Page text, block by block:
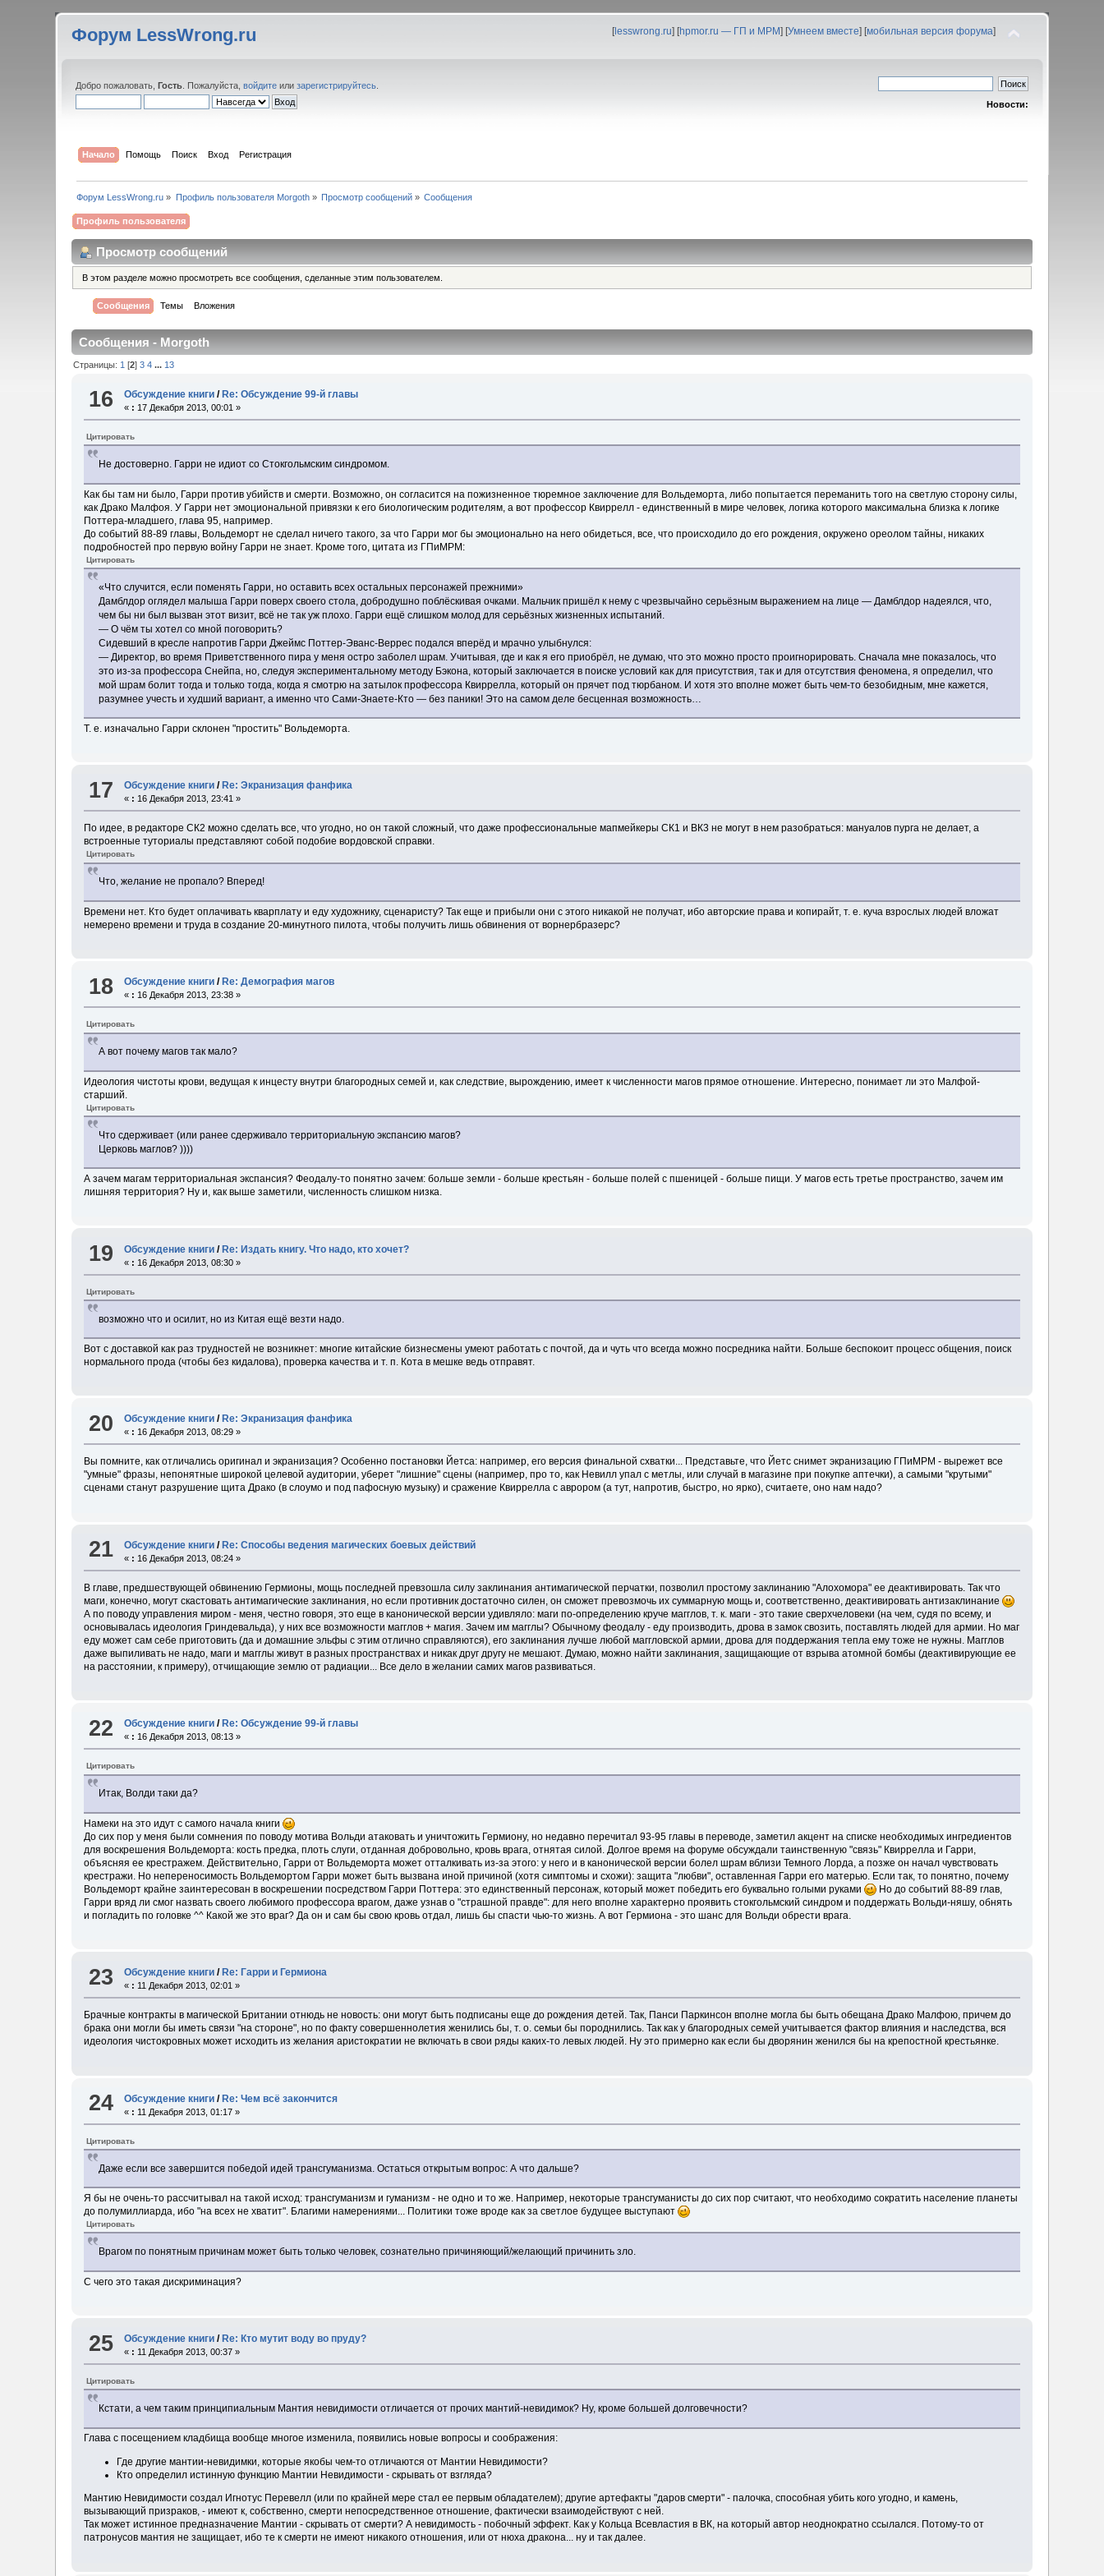
Форум LessWrong.ru [lesswrong.ru] [hpmor.ru — ГП и МРМ] [Умнеем вместе] [мобильная версия форума]
Добро пожаловать,Гость . Пожалуйста,войдите илизарегистрируйтесь
Новости:
Начало Помощь Поиск Вход Регистрация
Форум LessWrong.ru » Профиль пользователя Morgoth» Просмотр сообщений » Сообщения
Профиль пользователя
Просмотр сообщений
В этом разделе можно просмотреть все сообщения, сделанные этим пользователем.
Сообщения Темы Вложения
Сообщения - Morgoth
Страницы: 1 [2]3 4 ... 13
16 Обсуждение книги / Re: Обсуждение 99-й главы
« : 17 Декабря 2013, 00:01 »
Цитировать
Не достоверно. Гарри не идиот со Стокгольмским синдромом.
Как бы там ни было, Гарри против убийств и смерти. Возможно, он согласится на пожизненное тюремное заключение для Вольдеморта, либо попытается переманить того на светлую сторону силы,
как Драко Малфоя. У Гарри нет эмоциональной привязки к его биологическим родителям, а вот профессор Квиррелл - единственный в мире человек, логика которого максимальна близка к логике
Поттера-младшего, глава 95, например.
До событий 88-89 главы, Вольдеморт не сделал ничего такого, за что Гарри мог бы эмоционально на него обидеться, все, что происходило до его рождения, окружено ореолом тайны, никаких
подробностей про первую войну Гарри не знает. Кроме того, цитата из ГПиМРМ:
Цитировать
«Что случится, если поменять Гарри, но оставить всех остальных персонажей прежними»
Дамблдор оглядел малыша Гарри поверх своего стола, добродушно поблёскивая очками. Мальчик пришёл к нему с чрезвычайно серьёзным выражением на лице — Дамблдор надеялся, что,
чем бы ни был вызван этот визит, всё не так уж плохо. Гарри ещё слишком молод для серьёзных жизненных испытаний.
— О чём ты хотел со мной поговорить?
Сидевший в кресле напротив Гарри Джеймс Поттер-Эванс-Веррес подался вперёд и мрачно улыбнулся:
— Директор, во время Приветственного пира у меня остро заболел шрам. Учитывая, где и как я его приобрёл, не думаю, что это можно просто проигнорировать. Сначала мне показалось, что
это из-за профессора Снейпа, но, следуя экспериментальному методу Бэкона, который заключается в поиске условий как для присутствия, так и для отсутствия феномена, я определил, что
мой шрам болит тогда и только тогда, когда я смотрю на затылок профессора Квиррелла, который он прячет под тюрбаном. И хотя это вполне может быть чем-то безобидным, мне кажется,
разумнее учесть и худший вариант, а именно что Сами-Знаете-Кто — без паники! Это на самом деле бесценная возможность…
Т. е. изначально Гарри склонен "простить" Вольдеморта.
17 Обсуждение книги / Re: Экранизация фанфика
« : 16 Декабря 2013, 23:41 »
По идее, в редакторе СК2 можно сделать все, что угодно, но он такой сложный, что даже профессиональные мапмейкеры СК1 и ВК3 не могут в нем разобраться: мануалов пурга не делает, а
встроенные туториалы представляют собой подобие вордовской справки.
Цитировать
Что, желание не пропало? Вперед!
Времени нет. Кто будет оплачивать кварплату и еду художнику, сценаристу? Так еще и прибыли они с этого никакой не получат, ибо авторские права и копирайт, т. е. куча взрослых людей вложат
немерено времени и труда в создание 20-минутного пилота, чтобы получить лишь обвинения от ворнербразерс?
18 Обсуждение книги / Re: Демография магов
« : 16 Декабря 2013, 23:38 »
Цитировать
А вот почему магов так мало?
Идеология чистоты крови, ведущая к инцесту внутри благородных семей и, как следствие, вырождению, имеет к численности магов прямое отношение. Интересно, понимает ли это Малфой-
старший.
Цитировать
Что сдерживает (или ранее сдерживало территориальную экспансию магов?
Церковь маглов? ))))
А зачем магам территориальная экспансия? Феодалу-то понятно зачем: больше земли - больше крестьян - больше полей с пшеницей - больше пищи. У магов есть третье пространство, зачем им
лишняя территория? Ну и, как выше заметили, численность слишком низка.
19 Обсуждение книги /Re: Издать книгу. Что надо, кто хочет?
« : 16 Декабря 2013, 08:30 »
Цитировать
возможно что и осилит, но из Китая ещё везти надо.
Вот с доставкой как раз трудностей не возникнет: многие китайские бизнесмены умеют работать с почтой, да и чуть что всегда можно посредника найти. Больше беспокоит процесс общения, поиск
нормального прода (чтобы без кидалова), проверка качества и т. п. Кота в мешке ведь отправят.
20 Обсуждение книги / Re: Экранизация фанфика
« : 16 Декабря 2013, 08:29 »
Вы помните, как отличались оригинал и экранизация? Особенно постановки Йетса: например, его версия финальной схватки... Представьте, что Йетс снимет экранизацию ГПиМРМ - вырежет все
"умные" фразы, непонятные широкой целевой аудитории, уберет "лишние" сцены (например, про то, как Невилл упал с метлы, или случай в магазине при покупке аптечки), а самыми "крутыми"
сценами станут разрушение щита Драко (в слоумо и под пафосную музыку) и сражение Квиррелла с аврором (а тут, напротив, быстро, но ярко), считаете, оно нам надо?
21 Обсуждение книги / Re: Способы ведения магических боевых действий
« : 16 Декабря 2013, 08:24 »
В главе, предшествующей обвинению Гермионы, мощь последней превзошла силу заклинания антимагической перчатки, позволил простому заклинанию "Алохомора" ее деактивировать. Так что
маги, конечно, могут скастовать антимагические заклинания, но если противник достаточно силен, он сможет превозмочь их суммарную мощь и, соответственно, деактивировать антизаклинание
А по поводу управления миром - меня, честно говоря, это еще в канонической версии удивляло: маги по-определению круче магглов, т. к. маги - это такие сверхчеловеки (на чем, судя по всему, и
основывалась идеология Гриндевальда), у них все возможности магглов + магия. Зачем им магглы? Обычному феодалу - еду производить, дрова в замок свозить, поставлять людей для армии. Но маг
еду может сам себе приготовить (да и домашние эльфы с этим отлично справляются), его заклинания лучше любой маггловской армии, дрова для поддержания тепла ему тоже не нужны. Магглов
даже выпиливать не надо, маги и магглы живут в разных пространствах и никак друг другу не мешают. Думаю, можно найти заклинания, защищающие от взрыва атомной бомбы (деактивирующие ее
на расстоянии, к примеру), отчищающие землю от радиации... Все дело в желании самих магов развиваться.
22 Обсуждение книги / Re: Обсуждение 99-й главы
« : 16 Декабря 2013, 08:13 »
Цитировать
Итак, Волди таки да?
Намеки на это идут с самого начала книги
До сих пор у меня были сомнения по поводу мотива Вольди атаковать и уничтожить Гермиону, но недавно перечитал 93-95 главы в переводе, заметил акцент на списке необходимых ингредиентов
для воскрешения Вольдеморта: кость предка, плоть слуги, отданная добровольно, кровь врага, отнятая силой. Долгое время на форуме обсуждали таинственную "связь" Квиррелла и Гарри,
объясняя ее крестражем. Действительно, Гарри от Вольдеморта может отталкивать из-за этого: у него и в канонической версии болел шрам вблизи Темного Лорда, а позже он начал чувствовать
крестражи. Но непереносимость Вольдемортом Гарри может быть вызвана иной причиной (хотя симптомы и схожи): защита "любви", оставленная Гарри его матерью. Если так, то понятно, почему
Вольдеморт крайне заинтересован в воскрешении посредством Гарри Поттера: это единственный персонаж, который может победить его буквально голыми руками
Но до событий 88-89 глав,
Гарри вряд ли смог назвать своего любимого профессора врагом, даже узнав о "страшной правде": для него вполне характерно проявить стокгольмский синдром и поддержать Вольди-няшу, обнять
и погладить по головке ^^ Какой же это враг? Да он и сам бы свою кровь отдал, лишь бы спасти чью-то жизнь. А вот Гермиона - это шанс для Вольди обрести врага.
23 Обсуждение книги / Re: Гарри и Гермиона
« : 11 Декабря 2013, 02:01 »
Брачные контракты в магической Британии отнюдь не новость: они могут быть подписаны еще до рождения детей. Так, Панси Паркинсон вполне могла бы быть обещана Драко Малфою, причем до
брака они могли бы иметь связи "на стороне", но по факту совершеннолетия женились бы, т. о. семьи бы породнились. Так как у благородных семей учитывается фактор влияния и наследства, вся
идеология чистокровных может исходить из желания аристократии не включать в свои ряды каких-то левых людей. Ну это примерно как если бы дворянин женился бы на крепостной крестьянке.
24 Обсуждение книги /Re: Чем всё закончится
« : 11 Декабря 2013, 01:17 »
Цитировать
Даже если все завершится победой идей трансгуманизма. Остаться открытым вопрос: А что дальше?
Я бы не очень-то рассчитывал на такой исход: трансгуманизм и гуманизм - не одно и то же. Например, некоторые трансгуманисты до сих пор считают, что необходимо сократить население планеты
до полумиллиарда, ибо "на всех не хватит". Благими намерениями... Политики тоже вроде как за светлое будущее выступают
Цитировать
Врагом по понятным причинам может быть только человек, сознательно причиняющий/желающий причинить зло.
С чего это такая дискриминация?
25 Обсуждение книги / Re: Кто мутит воду во пруду?
« : 11 Декабря 2013, 00:37 »
Цитировать
Кстати, а чем таким принципиальным Мантия невидимости отличается от прочих мантий-невидимок? Ну, кроме большей долговечности?
Глава с посещением кладбища вообще многое изменила, появились новые вопросы и соображения:
Где другие мантии-невидимки, которые якобы чем-то отличаются от Мантии Невидимости?
Кто определил истинную функцию Мантии Невидимости - скрывать от взгляда?
Мантию Невидимости создал Игнотус Перевелл (или по крайней мере стал ее первым обладателем); другие артефакты "даров смерти" - палочка, способная убить кого угодно, и камень,
вызывающий призраков, - имеют к, собственно, смерти непосредственное отношение, фактически взаимодействуют с ней.
Так может истинное предназначение Мантии - скрывать от смерти? А невидимость - побочный эффект. Как у Кольца Всевластия в ВК, на который автор неоднократно ссылался. Потому-то от
патронусов мантия не защищает, ибо те к смерти не имеют никакого отношения, или от нюха дракона... ну и так далее.